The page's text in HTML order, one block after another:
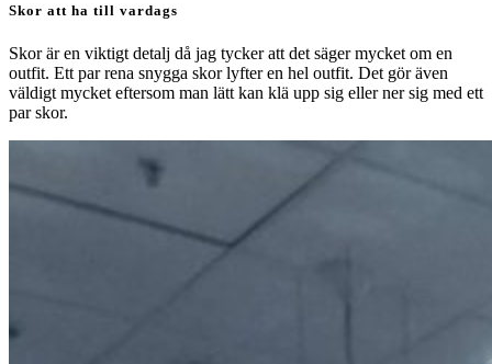
Skor att ha till vardags
Skor är en viktigt detalj då jag tycker att det säger mycket om en
outfit. Ett par rena snygga skor lyfter en hel outfit. Det gör även
väldigt mycket eftersom man lätt kan klä upp sig eller ner sig med ett
par skor.